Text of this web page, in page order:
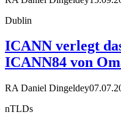
Dublin
ICANN verlegt
ICANN84 von
RA Daniel Dingeldey
nTLDs